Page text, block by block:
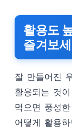
활용도
즐겨보
잘 만들어진
활용되는 것
먹으면 풍성
어떻게 활용